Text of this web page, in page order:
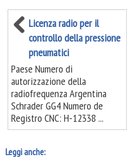
Licenza radio per il
controllo della pressione
pneumatici
Paese Numero di
autorizzazione della
radiofrequenza Argentina
Schrader GG4 Numero de
Registro CNC: H-12338 ...
Leggi anche: